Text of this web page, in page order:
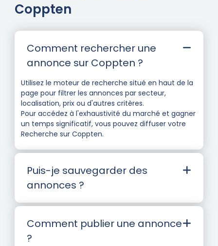
Coppten
Comment rechercher une
annonce sur Coppten ?
Utilisez le moteur de recherche situé en haut de la
page pour filtrer les annonces par secteur,
localisation, prix ou d'autres critères.
Pour accédez à l'exhaustivité du marché et gagner
un temps significatif, vous pouvez diffuser votre
Recherche sur Coppten.
Puis-je sauvegarder des
annonces ?
Comment publier une annonce
?